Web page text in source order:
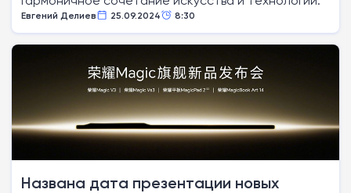
Евгений Делиев 25.09.2024 8:30
Названа дата презентации новых